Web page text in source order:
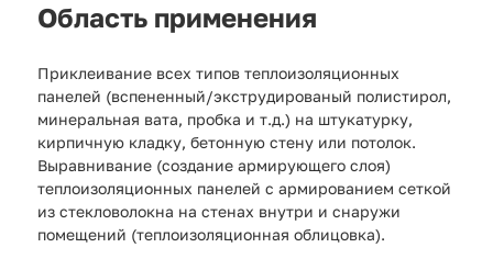
Область применения
Приклеивание всех типов теплоизоляционных
панелей (вспененный/экструдированый полистирол,
минеральная вата, пробка и т.д.) на штукатурку,
кирпичную кладку, бетонную стену или потолок.
Выравнивание (создание армирующего слоя)
теплоизоляционных панелей с армированием сеткой
из стекловолокна на стенах внутри и снаружи
помещений (теплоизоляционная облицовка).